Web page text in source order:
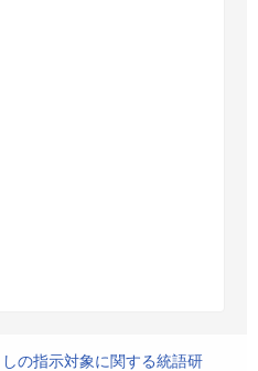
の指示対象に関する統語研